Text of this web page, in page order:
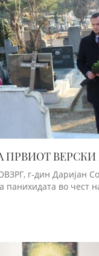
ПРВИОТ
г-дин Даријан
панихидата во чест